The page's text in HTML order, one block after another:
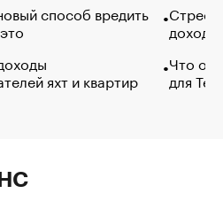
способ вредить
яхт и квартир
Что
для